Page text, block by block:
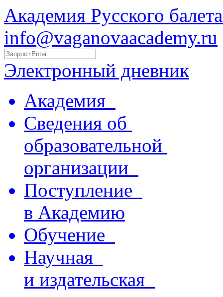
Академия Русского
info@vaganovaacademy.ru
Электронный дневник
Академия
Сведения об
образовательной
организации
Поступление
в Академию
Обучение
Научная
и издательская